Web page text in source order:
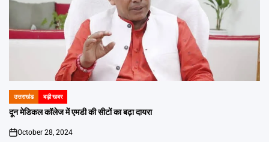
POSTED
IN
उत्तराखंड बड़ी खबर
दून मेडिकल कॉलेज में एमडी की सीटों का बढ़ा दायरा
on
October 28, 2024